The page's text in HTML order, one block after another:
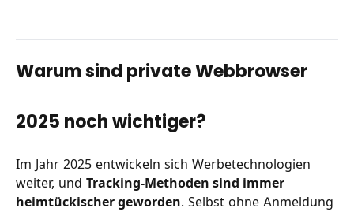
Warum sind private Webbrowser
2025 noch wichtiger?
Im Jahr 2025 entwickeln sich Werbetechnologien
weiter, und Tracking-Methoden sind immer
heimtückischer geworden. Selbst ohne Anmeldung